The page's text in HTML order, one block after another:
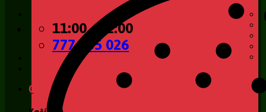
11:00 - 22:00
777 135 026
0